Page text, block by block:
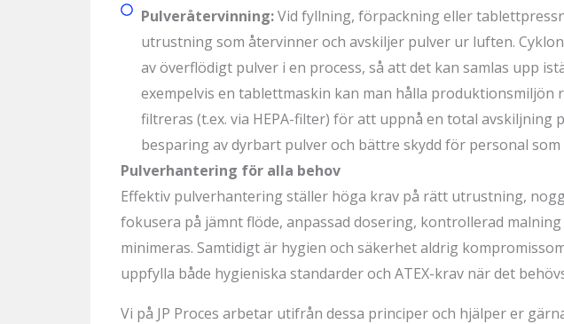
Pulveråtervinning:Vid fyllning, förpackning eller
utrustning som återvinner och avskiljer pulver ur luften.
av överflödigt pulver i en process, så att det kan samlas upp
exempelvis en tablettmaskin kan man hålla
filtreras (t.ex. via HEPA-filter) för att uppnå en total avskiljning
besparing av dyrbart pulver och bättre skydd för personal som
Pulverhantering för alla behov
Effektiv pulverhantering ställer höga krav på rätt utrustning,
fokusera på jämnt flöde, anpassad dosering, kontrollerad
minimeras. Samtidigt är hygien och säkerhet aldrig
uppfylla både hygieniska standarder och ATEX-krav när det
Vi på JP Proces arbetar utifrån dessa principer och hjälper er